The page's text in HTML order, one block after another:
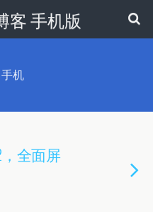
客 手机版
机
，全面屏